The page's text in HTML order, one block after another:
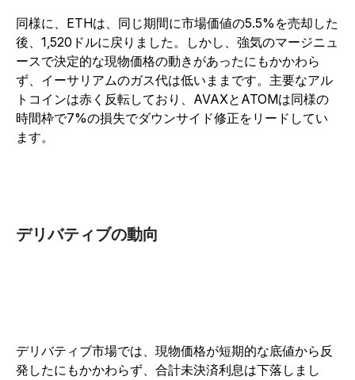
同様に、ETHは、同じ期間に市場価値の5.5%を売却した
後、1,520ドルに戻りました。しかし、強気のマージニュ
ースで決定的な現物価格の動きがあったにもかかわら
ず、イーサリアムのガス代は低いままです。主要なアル
トコインは赤く反転しており、AVAXとATOMは同様の
時間枠で7%の損失でダウンサイド修正をリードしてい
ます。
デリバティブの動向
デリバティブ市場では、現物価格が短期的な底値から反
発したにもかかわらず、合計未決済利息は下落しまし